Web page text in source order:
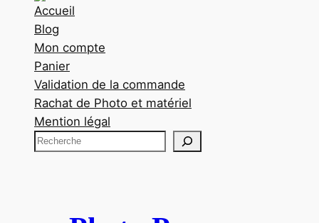
Accueil
Blog
Mon compte
Panier
Validation de la commande
Rachat de Photo et matériel
Mention légal
R